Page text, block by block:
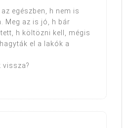
egészben, h nem is
Meg az is jó, h bár
h költözni kell, mégis
el a lakók a
vissza?